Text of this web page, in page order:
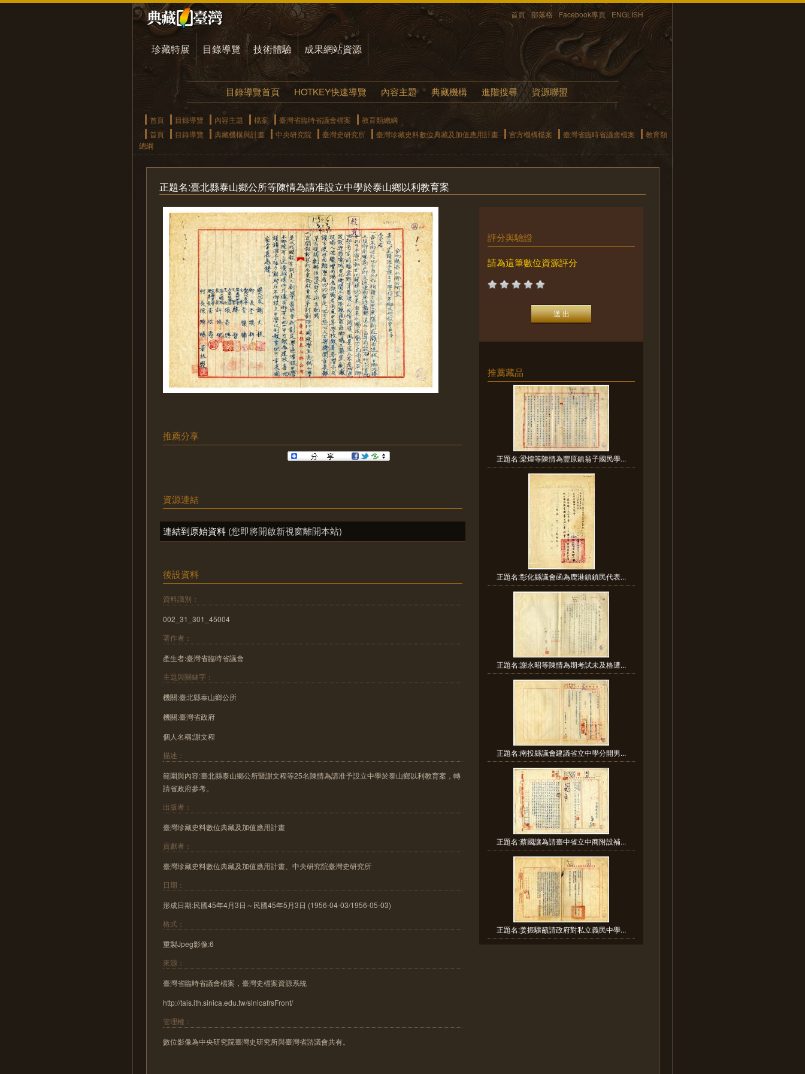
首頁 部落格 Facebook專頁 ENGLISH
珍藏特展 目錄導覽 技術體驗 成果網站資源
目錄導覽首頁 HOTKEY快速導覽 內容主題 典藏機構 進階搜尋 資源聯盟
首頁 目錄導覽 內容主題 檔案 臺灣省臨時省議會檔案
教育類總綱
首頁
目錄導覽 典藏機構與計畫 中央研究院 臺灣史研究所 臺灣珍藏史料數位典藏及加值應用計畫 官方機構檔案 臺灣省臨時省議會檔案
教育類
總綱
正題名:臺北縣泰山鄉公所等陳情為請准設立中學於泰山鄉以利教育案
推薦分享
資源連結
連結到原始資料 (您即將開啟新視窗離開本站)
後設資料
資料識別：
002_31_301_45004
著作者：
產生者:臺灣省臨時省議會
主題與關鍵字：
機關:臺北縣泰山鄉公所
機關:臺灣省政府
個人名稱:謝文程
描述：
範圍與內容:臺北縣泰山鄉公所暨謝文程等25名陳情為請准予設立中學於泰山鄉以利教育案，轉
請省政府參考。
出版者：
臺灣珍藏史料數位典藏及加值應用計畫
貢獻者：
臺灣珍藏史料數位典藏及加值應用計畫、中央研究院臺灣史研究所
日期：
形成日期:民國45年4月3日～民國45年5月3日 (1956-04-03/1956-05-03)
格式：
重製Jpeg影像:6
來源：
臺灣省臨時省議會檔案，臺灣史檔案資源系統
http://tais.ith.sinica.edu.tw/sinicafrsFront/
管理權：
數位影像為中央研究院臺灣史研究所與臺灣省諮議會共有。
評分與驗證
請為這筆數位資源評分
推薦藏品
正題名:梁煌等陳情為豐原鎮翁子國民學...
正題名:彰化縣議會函為鹿港鎮鎮民代表...
正題名:謝永昭等陳情為期考試未及格遭...
正題名:南投縣議會建議省立中學分開男...
正題名:蔡國讓為請臺中省立中商附設補...
正題名:姜振驤籲請政府對私立義民中學...